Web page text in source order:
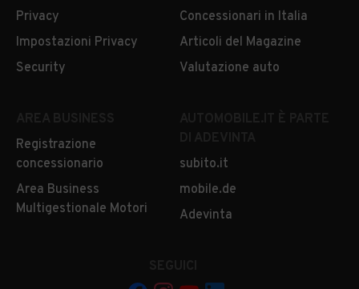
Privacy
Impostazioni Privacy
Security
Concessionari in Italia
Articoli del Magazine
Valutazione auto
Registrazione
concessionario
Area Business
Multigestionale Motori
subito.it
mobile.de
Adevinta